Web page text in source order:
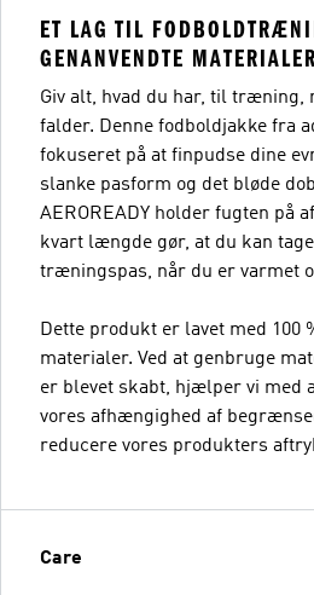
ET LAG TIL
GENANVENDTE
Giv alt, hvad du har, til træning,
falder. Denne fodboldjakke fra
fokuseret på at finpudse dine
slanke pasform og det bløde
AEROREADY holder fugten på
kvart længde gør, at du kan
træningspas, når du er varmet
Dette produkt er lavet med 100
materialer. Ved at genbruge
er blevet skabt, hjælper vi med
vores afhængighed af
reducere vores produkters
Care